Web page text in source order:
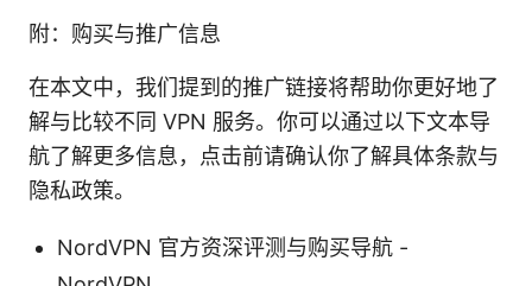
附：购买与推广信息
在本文中，我们提到的推广链接将帮助你更好地了
解与比较不同 VPN 服务。你可以通过以下文本导
航了解更多信息，点击前请确认你了解具体条款与
隐私政策。
NordVPN 官方资深评测与购买导航 -